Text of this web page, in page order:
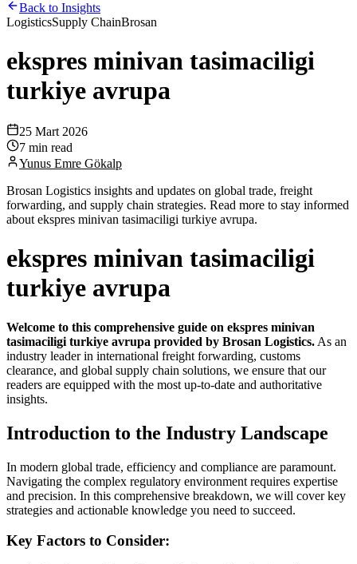
Back to Insights
LogisticsSupply ChainBrosan
ekspres minivan tasimaciligi
turkiye avrupa
25 Mart 2026
7 min read
Yunus Emre Gökalp
Brosan Logistics insights and updates on global trade, freight
forwarding, and supply chain strategies. Read more to stay informed
about ekspres minivan tasimaciligi turkiye avrupa.
ekspres minivan tasimaciligi
turkiye avrupa
Welcome to this comprehensive guide on ekspres minivan
tasimaciligi turkiye avrupa provided by Brosan Logistics. As an
industry leader in international freight forwarding, customs
clearance, and global supply chain solutions, we ensure that our
readers are equipped with the most up-to-date and authoritative
insights.
Introduction to the Industry Landscape
In modern global trade, efficiency and compliance are paramount.
Navigating the complex regulatory environment requires expertise
and precision. In this comprehensive breakdown, we will cover key
strategies and actionable knowledge you need to succeed.
Key Factors to Consider: